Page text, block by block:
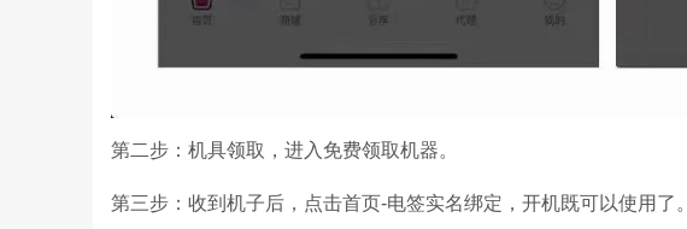
第二步：机具领取，进入免费领取机器。
第三步：收到机子后，点击首页-电签实名绑定，开机既可以使用了。